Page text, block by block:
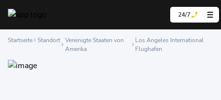
24/7
Startseite Standort
Vereinigte Staaten von
Amerika
Los Angeles International
Flughafen